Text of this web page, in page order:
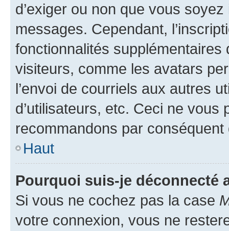
d’exiger ou non que vous
messages. Cependant,
fonctionnalités
visiteurs, comme les avatars
l’envoi de courriels aux autres
d’utilisateurs, etc. Ceci ne vous
recommandons par conséquent
Haut
Pourquoi suis-je déconnecté
Si vous ne cochez pas la case
votre connexion, vous ne